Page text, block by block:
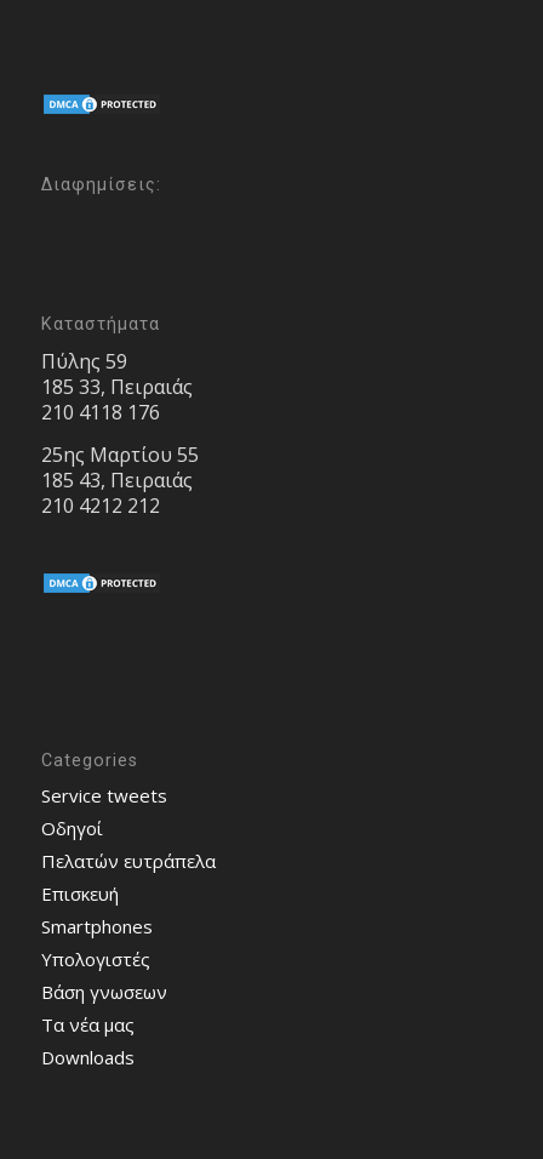
Διαφημίσεις:
Καταστήματα
Πύλης 59
185 33, Πειραιάς
210 4118 176
25ης Μαρτίου 55
185 43, Πειραιάς
210 4212 212
Categories
Service tweets
Οδηγοί
Πελατών ευτράπελα
Επισκευή
Smartphones
Υπολογιστές
Bάση γνωσεων
Τα νέα μας
Downloads